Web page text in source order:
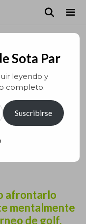
un
afrontarlo
mentalmente
de golf.
Sota Par
leyendo y
completo.
Suscribirse